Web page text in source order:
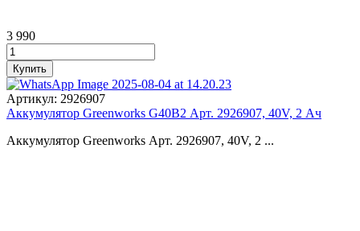
3 990
Артикул: 2926907
Аккумулятор Greenworks G40B2 Арт. 2926907, 40V, 2 Ач
Аккумулятор Greenworks Арт. 2926907, 40V, 2 ...